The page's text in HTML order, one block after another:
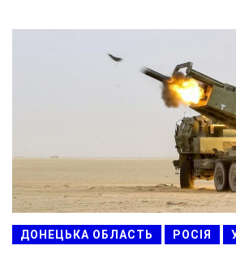
ДОНЕЦЬКА ОБЛАСТЬ РОСІЯ